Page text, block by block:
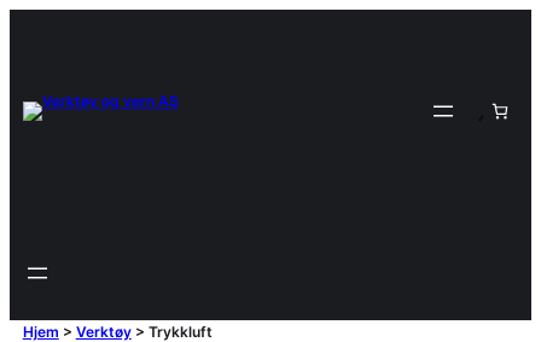
Hjem > Verktøy> Trykkluft